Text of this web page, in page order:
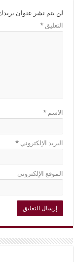
لن يتم نشر عنوان بريدك
التعليق*
الاسم*
البريد الإلكتروني*
الموقع الإلكتروني